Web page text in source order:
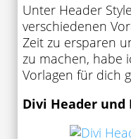
Unter Header
verschiedenen
Zeit zu ersparen
zu machen, habe
Vorlagen für dich
Divi Header und